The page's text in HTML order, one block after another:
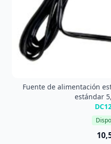
Fuente de alimentación
estándar